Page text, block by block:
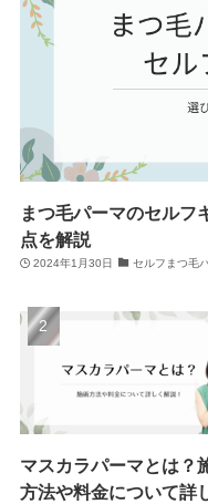
まつ毛パーマのセルフ
点を解説
2024年1月30日 セルフまつ毛
マスカラパーマとは？
方法や料金について詳